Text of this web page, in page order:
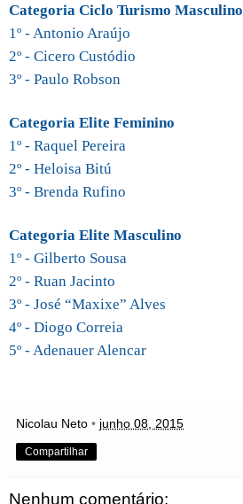
Categoria Ciclo Turismo Masculino
1º - Antonio Araújo
2º - Cicero Custódio
3º - Paulo Robson
Categoria Elite Feminino
1º - Raquel Pereira
2º - Heloisa Bitú
3º - Brenda Rufino
Categoria Elite Masculino
1º - Gilberto Sousa
2º - Ruan Jacinto
3º - José “Maxixe” Alves
4º - Diogo Correia
5º - Adenauer Alencar
Nicolau Neto • junho 08, 2015
Compartilhar
Nenhum comentário: